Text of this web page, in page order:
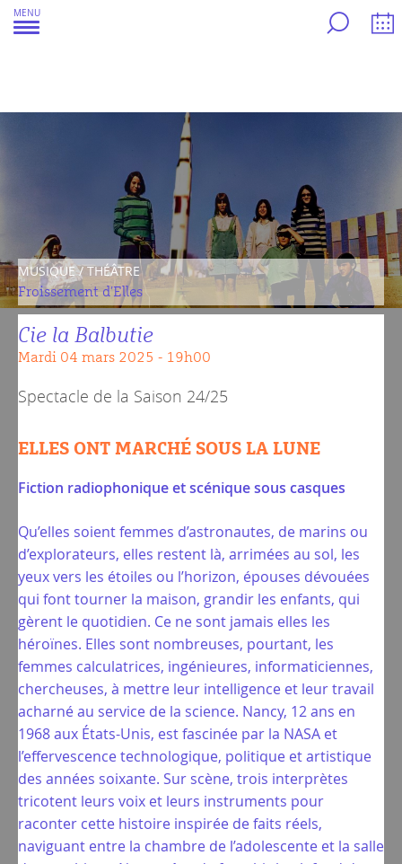
MENU
Aller
au
MUSIQUE / THÉÂTRE
Froissement d'Elles
Cie la Balbutie
mardi 04 mars 2025 - 19h00
Spectacle de la Saison 24/25
ELLES ONT MARCHÉ SOUS LA LUNE
Fiction radiophonique et scénique sous casques
Qu’elles soient femmes d’astronautes, de marins ou
d’explorateurs, elles restent là, arrimées au sol, les
yeux vers les étoiles ou l’horizon, épouses dévouées
qui font tourner la maison, grandir les enfants, qui
gèrent le quotidien. Ce ne sont jamais elles les
héroïnes. Elles sont nombreuses, pourtant, les
femmes calculatrices, ingénieures, informaticiennes,
chercheuses, à mettre leur intelligence et leur travail
acharné au service de la science. Nancy, 12 ans en
1968 aux États-Unis, est fascinée par la NASA et
l’effervescence technologique, politique et artistique
des années soixante. Sur scène, trois interprètes
tricotent leurs voix et leurs instruments pour
raconter cette histoire inspirée de faits réels,
naviguant entre la chambre de l’adolescente et la salle